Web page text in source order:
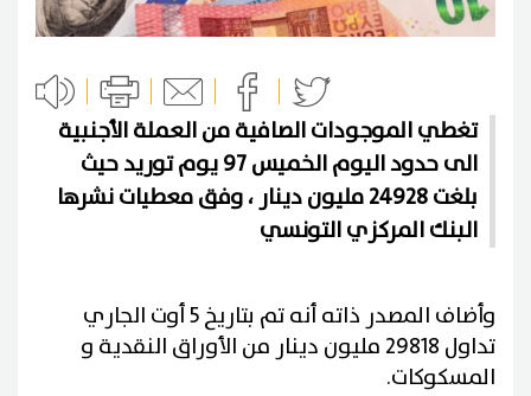
تغطي الموجودات الصافية من العملة الأجنبية
الى حدود اليوم الخميس 97 يوم توريد حيث
بلغت 24928 مليون دينار ، وفق معطيات نشرها
البنك المركزي التونسي
وأضاف المصدر ذاته أنه تم بتاريخ 5 أوت الجاري
تداول 29818 مليون دينار من الأوراق النقدية و
المسكوكات.